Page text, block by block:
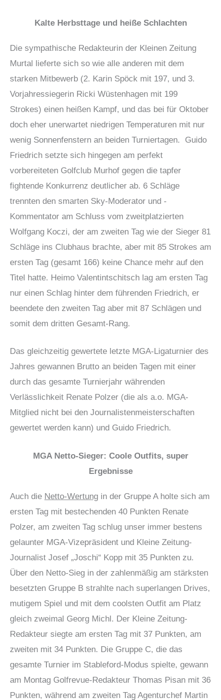
Kalte Herbsttage und heiße Schlachten
Die sympathische Redakteurin der Kleinen Zeitung
Murtal lieferte sich so wie alle anderen mit dem
starken Mitbewerb (2. Karin Spöck mit 197, und 3.
Vorjahressiegerin Ricki Wüstenhagen mit 199
Strokes) einen heißen Kampf, und das bei für Oktober
doch eher unerwartet niedrigen Temperaturen mit nur
wenig Sonnenfenstern an beiden Turniertagen. Guido
Friedrich setzte sich hingegen am perfekt
vorbereiteten Golfclub Murhof gegen die tapfer
fightende Konkurrenz deutlicher ab. 6 Schläge
trennten den smarten Sky-Moderator und -
Kommentator am Schluss vom zweitplatzierten
Wolfgang Koczi, der am zweiten Tag wie der Sieger 81
Schläge ins Clubhaus brachte, aber mit 85 Strokes am
ersten Tag (gesamt 166) keine Chance mehr auf den
Titel hatte. Heimo Valentintschitsch lag am ersten Tag
nur einen Schlag hinter dem führenden Friedrich, er
beendete den zweiten Tag aber mit 87 Schlägen und
somit dem dritten Gesamt-Rang.
Das gleichzeitig gewertete letzte MGA-Ligaturnier des
Jahres gewannen Brutto an beiden Tagen mit einer
durch das gesamte Turnierjahr währenden
Verlässlichkeit Renate Polzer (die als a.o. MGA-
Mitglied nicht bei den Journalistenmeisterschaften
gewertet werden kann) und Guido Friedrich.
MGA Netto-Sieger: Coole Outfits, super
Ergebnisse
Auch die Netto-Wertung in der Gruppe A holte sich am
ersten Tag mit bestechenden 40 Punkten Renate
Polzer, am zweiten Tag schlug unser immer bestens
gelaunter MGA-Vizepräsident und Kleine Zeitung-
Journalist Josef „Joschi“ Kopp mit 35 Punkten zu.
Über den Netto-Sieg in der zahlenmäßig am stärksten
besetzten Gruppe B strahlte nach superlangen Drives,
mutigem Spiel und mit dem coolsten Outfit am Platz
gleich zweimal Georg Michl. Der Kleine Zeitung-
Redakteur siegte am ersten Tag mit 37 Punkten, am
zweiten mit 34 Punkten. Die Gruppe C, die das
gesamte Turnier im Stableford-Modus spielte, gewann
am Montag Golfrevue-Redakteur Thomas Pisan mit 36
Punkten, während am zweiten Tag Agenturchef Martin